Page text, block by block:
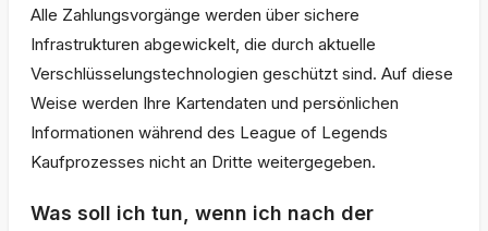
Alle Zahlungsvorgänge werden über sichere
Infrastrukturen abgewickelt, die durch aktuelle
Verschlüsselungstechnologien geschützt sind. Auf diese
Weise werden Ihre Kartendaten und persönlichen
Informationen während des League of Legends
Kaufprozesses nicht an Dritte weitergegeben.
Was soll ich tun, wenn ich nach der